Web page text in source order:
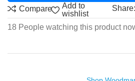
Compare
Add to
wishlist
Share:
18 People watching this product